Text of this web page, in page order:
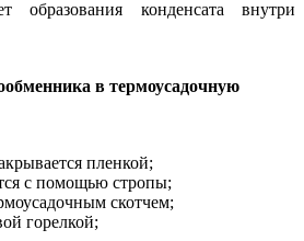
образования конденсата внутри
в термоусадочную
пленкой;
с помощью стропы;
скотчем;
горелкой;